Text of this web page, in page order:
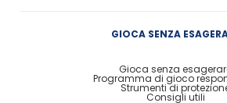
GIOCA SENZA
Gioca senza
Programma di gioco
Strumenti di
Consigli utili